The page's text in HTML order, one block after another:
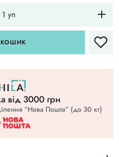
вiд 3000 грн
“Нова Пошта” (до 30 кг)